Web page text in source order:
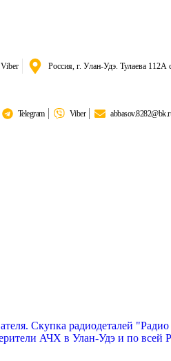
Viber Россия, г. Улан-Удэ. Тулаева 112А
Telegram Viber